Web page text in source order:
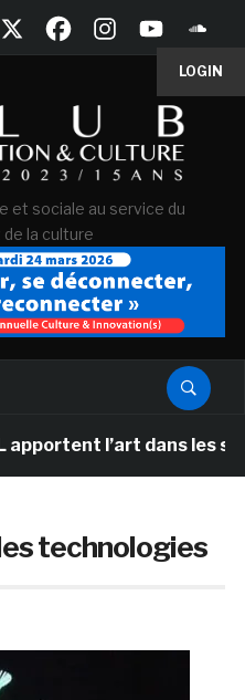
LOGIN
et sociale au service du
la culture
l’art dans les
technologies